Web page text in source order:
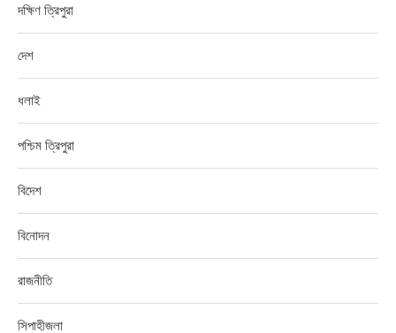
দক্ষিণ ত্রিপুরা
দেশ
ধলাই
পশ্চিম ত্রিপুরা
বিদেশ
বিনোদন
রাজনীতি
সিপাহীজলা